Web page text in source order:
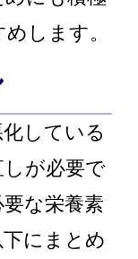
します。
している
が必要で
な栄養素
にまとめ